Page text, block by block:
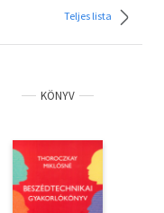
Teljes lista
KÖNYV